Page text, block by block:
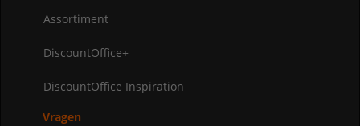
Assortiment
DiscountOffice+
DiscountOffice Inspiration
Vragen